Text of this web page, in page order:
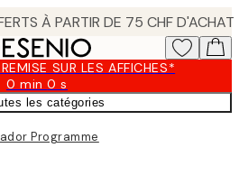
SUR LES AFFICHES*
0 min0 s
Valable
jusqu'au
2026-
les catégories
Programme